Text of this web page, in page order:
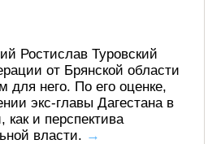
Ростислав Туровский
от Брянской области
него. По его оценке,
экс-главы Дагестана в
как и перспектива
власти. →